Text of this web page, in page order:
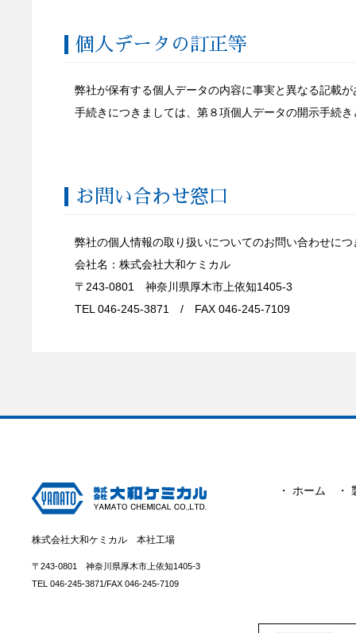
個人データの訂正等
弊社が保有する個人データの内容に事実と異なる記載
手続きにつきましては、第８項個人データの開示手続
お問い合わせ窓口
弊社の個人情報の取り扱いについてのお問い合わせに
会社名：株式会社大和ケミカル
〒243-0801 神奈川県厚木市上依知1405-3
TEL 046-245-3871 / FAX 046-245-7109
株式会社大和ケミカル 本社工場
〒243-0801 神奈川県厚木市上依知1405-3
TEL 046-245-3871/FAX 046-245-7109
・ ホーム ・